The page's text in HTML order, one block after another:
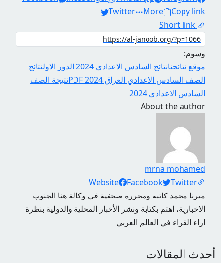
Twitter
More
Copy link
Short link
وسوم:
موقع نتائجنانتائج السادس الاعدادي 2024 الدور الاول
نتائج
الصف السادس الاعدادي العراق 2024 PDF
نتيجة الصف
السادس الاعدادي 2024
About the author
mrna mohamed
Social Links
Website Facebook
Twitter
ميرنا محمد كاتبه ومحرره صحفية فى وكالة هنا الجنوب
الاخبارية، اهتم بكتابة ونشر الأخبار المحلية والدولية بنظرة
اراء القراء في العالم العربي
أحدث المقالات